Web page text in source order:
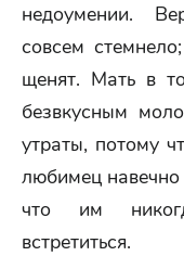
недоумении.
совсем
щенят. Мать в
безвкусным
утраты, потому
любимец
что им
встретиться.